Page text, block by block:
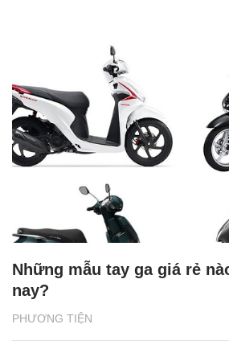
PHƯƠNG TIỆN
Những mẫu tay ga giá rẻ
nay?